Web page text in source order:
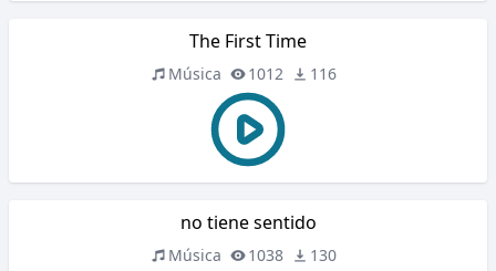
The First Time
Música 1012 116
no tiene sentido
Música 1038 130